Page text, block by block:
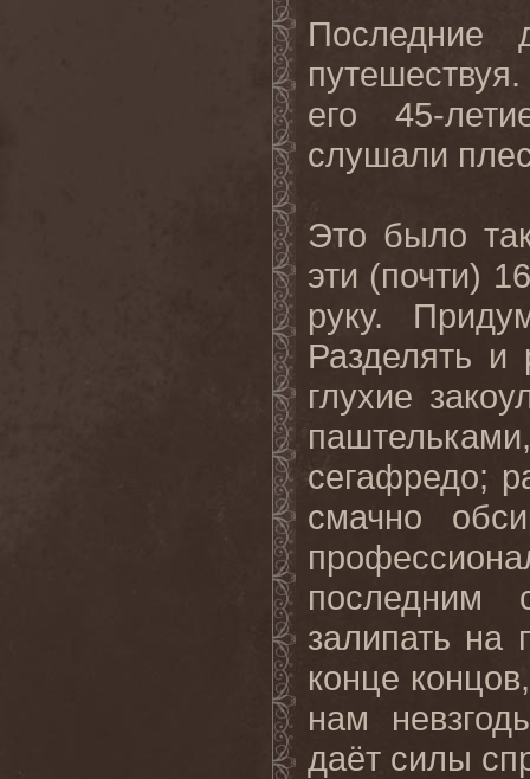
его 45-
слушали
Это было
эти (почти)
руку.
Разделять и
глухие
сегафредо;
смачно
последним
залипать на
конце
нам
даёт силы